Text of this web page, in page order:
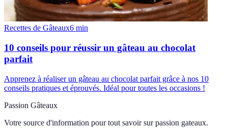
Recettes de Gâteaux6 min
10 conseils pour réussir un gâteau au chocolat
parfait
Apprenez à réaliser un gâteau au chocolat parfait grâce à nos 10
conseils pratiques et éprouvés. Idéal pour toutes les occasions !
Passion Gâteaux
Votre source d'information pour tout savoir sur passion gateaux.